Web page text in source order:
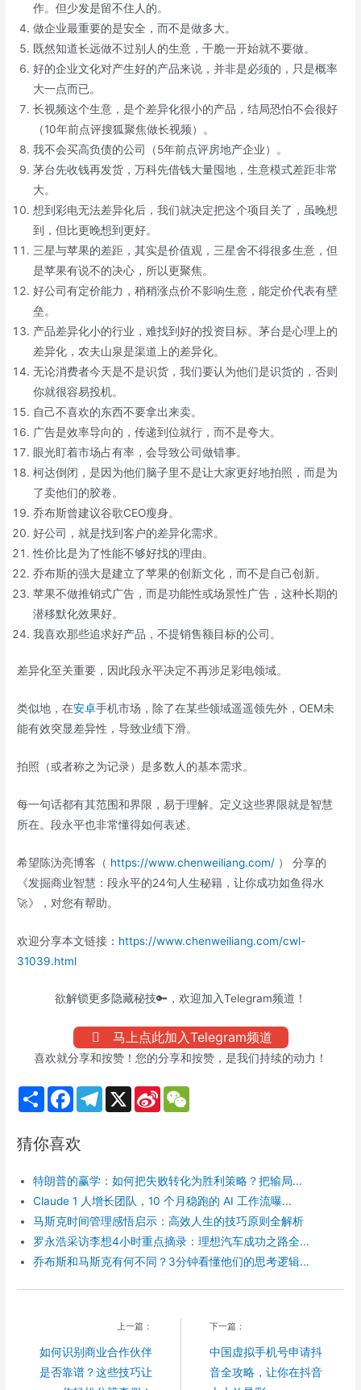
作。但少发是留不住人的。
做企业最重要的是安全，而不是做多大。
既然知道长远做不过别人的生意，干脆一开始就不要做。
好的企业文化对产生好的产品来说，并非是必须的，只是概率
大一点而已。
长视频这个生意，是个差异化很小的产品，结局恐怕不会很好
（10年前点评搜狐聚焦做长视频）。
我不会买高负债的公司（5年前点评房地产企业）。
茅台先收钱再发货，万科先借钱大量囤地，生意模式差距非常
大。
想到彩电无法差异化后，我们就决定把这个项目关了，虽晚想
到，但比更晚想到更好。
三星与苹果的差距，其实是价值观，三星舍不得很多生意，但
是苹果有说不的决心，所以更聚焦。
好公司有定价能力，稍稍涨点价不影响生意，能定价代表有壁
垒。
产品差异化小的行业，难找到好的投资目标。茅台是心理上的
差异化，农夫山泉是渠道上的差异化。
无论消费者今天是不是识货，我们要认为他们是识货的，否则
你就很容易投机。
自己不喜欢的东西不要拿出来卖。
广告是效率导向的，传递到位就行，而不是夸大。
眼光盯着市场占有率，会导致公司做错事。
柯达倒闭，是因为他们脑子里不是让大家更好地拍照，而是为
了卖他们的胶卷。
乔布斯曾建议谷歌CEO瘦身。
好公司，就是找到客户的差异化需求。
性价比是为了性能不够好找的理由。
乔布斯的强大是建立了苹果的创新文化，而不是自己创新。
苹果不做推销式广告，而是功能性或场景性广告，这种长期的
潜移默化效果好。
我喜欢那些追求好产品，不提销售额目标的公司。
差异化至关重要，因此段永平决定不再涉足彩电领域。
类似地，在安卓手机市场，除了在某些领域遥遥领先外，OEM未
能有效突显差异性，导致业绩下滑。
拍照（或者称之为记录）是多数人的基本需求。
每一句话都有其范围和界限，易于理解。定义这些界限就是智慧
所在。段永平也非常懂得如何表述。
希望陈沩亮博客（ https://www.chenweiliang.com/ ） 分享的
《发掘商业智慧：段永平的24句人生秘籍，让你成功如鱼得水
🚀》，对您有帮助。
欢迎分享本文链接： https://www.chenweiliang.com/cwl-
31039.html
欲解锁更多隐藏秘技🔑，欢迎加入Telegram频道！
马上点此加入Telegram频道
喜欢就分享和按赞！您的分享和按赞，是我们持续的动力！
S
h
e
F
b
k
T
m
X
S
b
o
猜你喜欢
特朗普的赢学：如何把失败转化为胜利策略？把输局...
Claude 1 人增长团队，10 个月稳跑的 AI 工作流曝...
马斯克时间管理感悟启示：高效人生的技巧原则全解析
罗永浩采访李想4小时重点摘录：理想汽车成功之路全...
乔布斯和马斯克有何不同？3分钟看懂他们的思考逻辑...
上一篇：
如何识别商业合作伙伴
是否靠谱？这些技巧让
下一篇：
中国虚拟手机号申请抖
音全攻略，让你在抖音